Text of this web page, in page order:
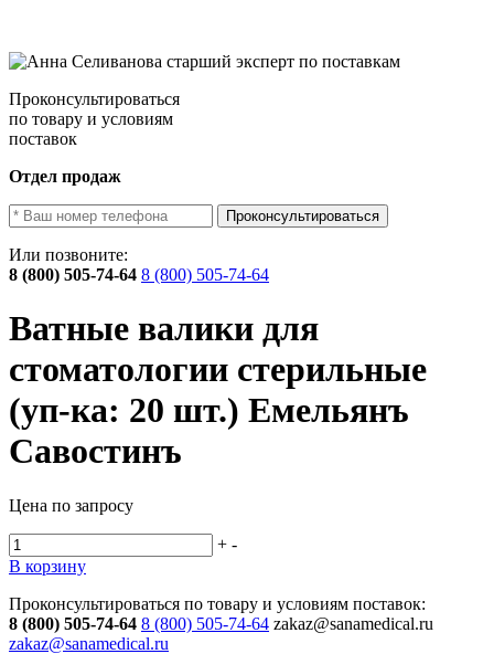
Проконсультироваться
по товару и условиям
поставок
Отдел продаж
Проконсультироваться
Или позвоните:
8 (800) 505-74-64 8 (800) 505-74-64
Ватные валики для
стоматологии стерильные
(уп-ка: 20 шт.) Емельянъ
Савостинъ
Цена по запросу
+ -
В корзину
Проконсультироваться по товару и условиям поставок:
8 (800) 505-74-64 8 (800) 505-74-64 zakaz@sanamedical.ru
zakaz@sanamedical.ru